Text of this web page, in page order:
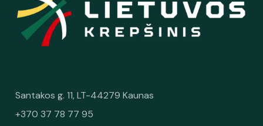
Santakos g. 11, LT-44279 Kaunas
+370 37 78 77 95